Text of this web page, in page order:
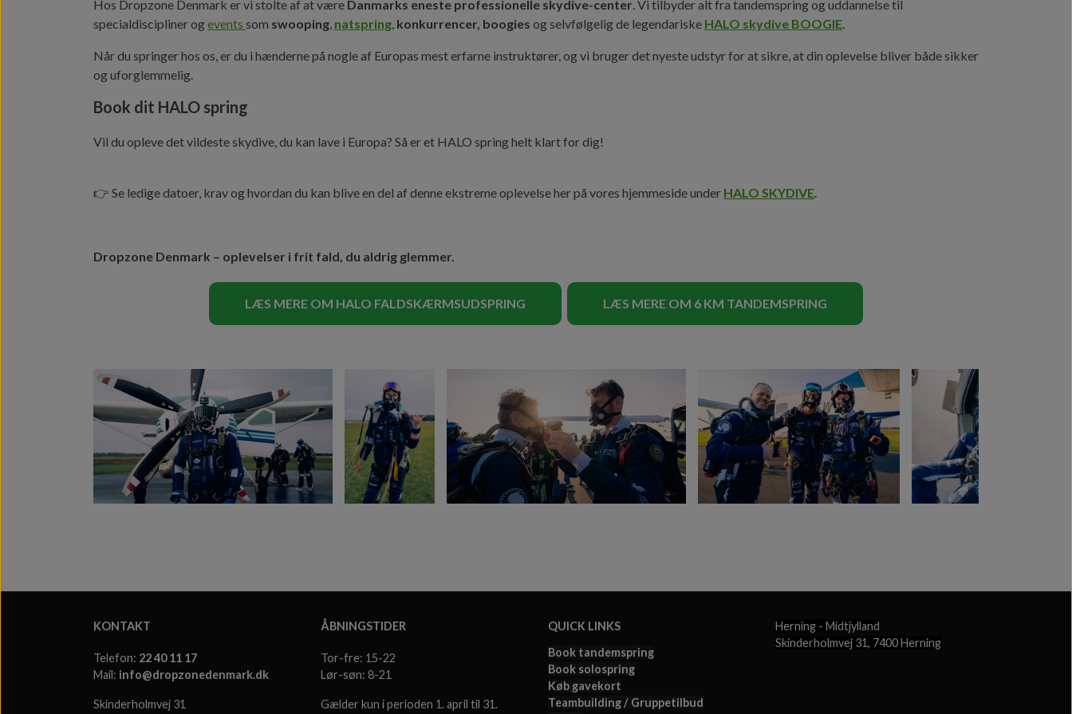
Hos Dropzone Denmark er vi stolte af at være Danmarks eneste professionelle skydive-center. Vi tilbyder alt fra tandemspring og uddannelse til
specialdiscipliner ogevents som swooping, natspring, konkurrencer, boogies og selvfølgelig de legendariske HALO skydive BOOGIE.
Når du springer hos os, er du i hænderne på nogle af Europas mest erfarne instruktører, og vi bruger det nyeste udstyr for at sikre, at din oplevelse bliver både sikker
og uforglemmelig.
Book dit HALO spring
Vil du opleve det vildeste skydive, du kan lave i Europa? Så er et HALO spring helt klart for dig!
👉 Se ledige datoer, krav og hvordan du kan blive en del af denne ekstreme oplevelse her på vores hjemmeside under HALO SKYDIVE.
Dropzone Denmark – oplevelser i frit fald, du aldrig glemmer.
LÆS MERE OM HALO FALDSKÆRMSUDSPRING LÆS MERE OM 6 KM TANDEMSPRING
KONTAKT
Telefon: 22 40 11 17
Mail: info@dropzonedenmark.dk
Skinderholmvej 31
ÅBNINGSTIDER
Tor-fre: 15-22
Lør-søn: 8-21
Gælder kun i perioden 1. april til 31.
QUICK LINKS
Book tandemspring
Book solospring
Køb gavekort
Teambuilding / Gruppetilbud
Herning - Midtjylland
Skinderholmvej 31, 7400 Herning